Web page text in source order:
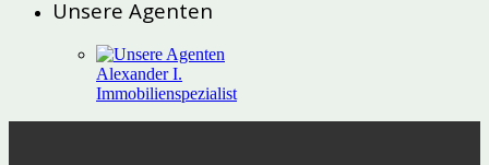
Unsere Agenten
Alexander I.
Immobilienspezialist